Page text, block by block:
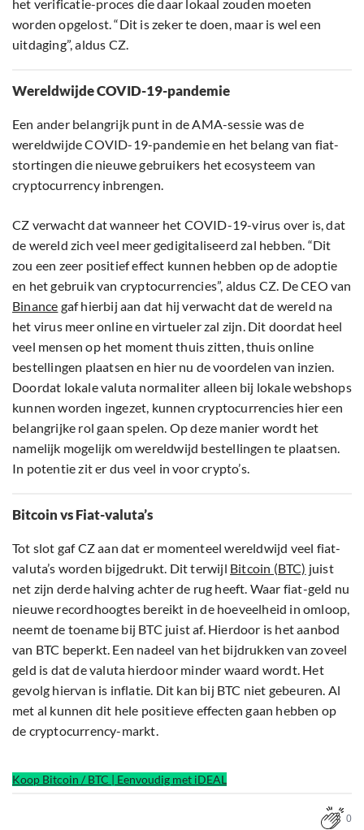
het verificatie-proces die daar lokaal zouden moeten
worden opgelost. “Dit is zeker te doen, maar is wel een
uitdaging”, aldus CZ.
Wereldwijde COVID-19-pandemie
Een ander belangrijk punt in de AMA-sessie was de
wereldwijde COVID-19-pandemie en het belang van fiat-
stortingen die nieuwe gebruikers het ecosysteem van
cryptocurrency inbrengen.
CZ verwacht dat wanneer het COVID-19-virus over is, dat
de wereld zich veel meer gedigitaliseerd zal hebben. “Dit
zou een zeer positief effect kunnen hebben op de adoptie
en het gebruik van cryptocurrencies”, aldus CZ. De CEO van
Binance gaf hierbij aan dat hij verwacht dat de wereld na
het virus meer online en virtueler zal zijn. Dit doordat heel
veel mensen op het moment thuis zitten, thuis online
bestellingen plaatsen en hier nu de voordelen van inzien.
Doordat lokale valuta normaliter alleen bij lokale webshops
kunnen worden ingezet, kunnen cryptocurrencies hier een
belangrijke rol gaan spelen. Op deze manier wordt het
namelijk mogelijk om wereldwijd bestellingen te plaatsen.
In potentie zit er dus veel in voor crypto’s.
Bitcoin vs Fiat-valuta’s
Tot slot gaf CZ aan dat er momenteel wereldwijd veel fiat-
valuta’s worden bijgedrukt. Dit terwijl Bitcoin (BTC) juist
net zijn derde halving achter de rug heeft. Waar fiat-geld nu
nieuwe recordhoogtes bereikt in de hoeveelheid in omloop,
neemt de toename bij BTC juist af. Hierdoor is het aanbod
van BTC beperkt. Een nadeel van het bijdrukken van zoveel
geld is dat de valuta hierdoor minder waard wordt. Het
gevolg hiervan is inflatie. Dit kan bij BTC niet gebeuren. Al
met al kunnen dit hele positieve effecten gaan hebben op
de cryptocurrency-markt.
Koop Bitcoin / BTC | Eenvoudig met iDEAL
0